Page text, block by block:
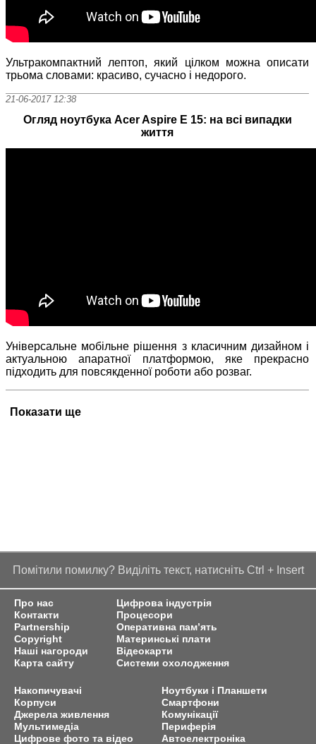
Ультракомпактний лептоп, який цілком можна описати
трьома словами: красиво, сучасно і недорого.
21-06-2017 12:38
Огляд ноутбука Acer Aspire E 15: на всі випадки
життя
Універсальне мобільне рішення з класичним дизайном і
актуальною апаратної платформою, яке прекрасно
підходить для повсякденної роботи або розваг.
Показати ще
Помітили помилку? Виділіть текст, натисніть Ctrl + Insert
Про нас
Контакти
Partnership
Copyright
Наші нагороди
Карта сайту
Цифрова індустрія
Процесори
Оперативна пам’ять
Материнські плати
Відеокарти
Системи охолодження
Накопичувачі
Корпуси
Джерела живлення
Мультимедіа
Цифрове фото та відео
Ноутбуки і Планшети
Смартфони
Комунікації
Периферія
Автоелектроніка